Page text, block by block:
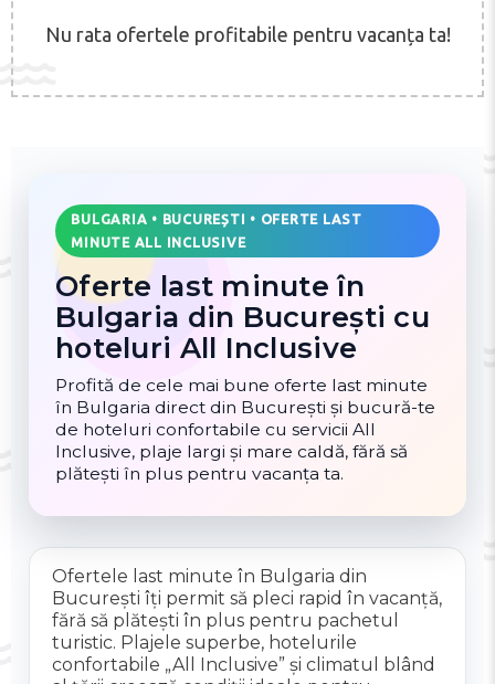
Nu rata ofertele profitabile pentru vacanța ta!
BULGARIA • BUCUREȘTI • OFERTE LAST
MINUTE ALL INCLUSIVE
Oferte last minute în
Bulgaria din București cu
hoteluri All Inclusive
Profită de cele mai bune oferte last minute
în Bulgaria direct din București și bucură-te
de hoteluri confortabile cu servicii All
Inclusive, plaje largi și mare caldă, fără să
plătești în plus pentru vacanța ta.
Ofertele last minute în Bulgaria din
București îți permit să pleci rapid în vacanță,
fără să plătești în plus pentru pachetul
turistic. Plajele superbe, hotelurile
confortabile „All Inclusive” și climatul blând